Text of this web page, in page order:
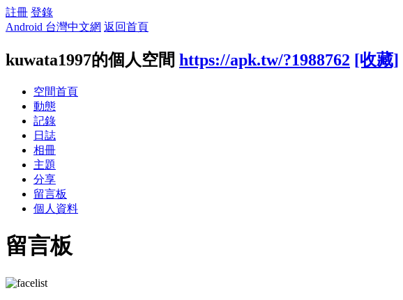
註冊 登錄
Android 台灣中文網 返回首頁
kuwata1997的個人空間 https://apk.tw/?1988762 [收藏]
空間首頁
動態
記錄
日誌
相冊
主題
分享
留言板
個人資料
留言板